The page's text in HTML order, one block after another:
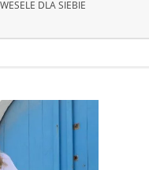
DLA SIEBIE